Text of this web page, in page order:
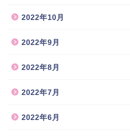
2022年10月
2022年9月
2022年8月
2022年7月
2022年6月